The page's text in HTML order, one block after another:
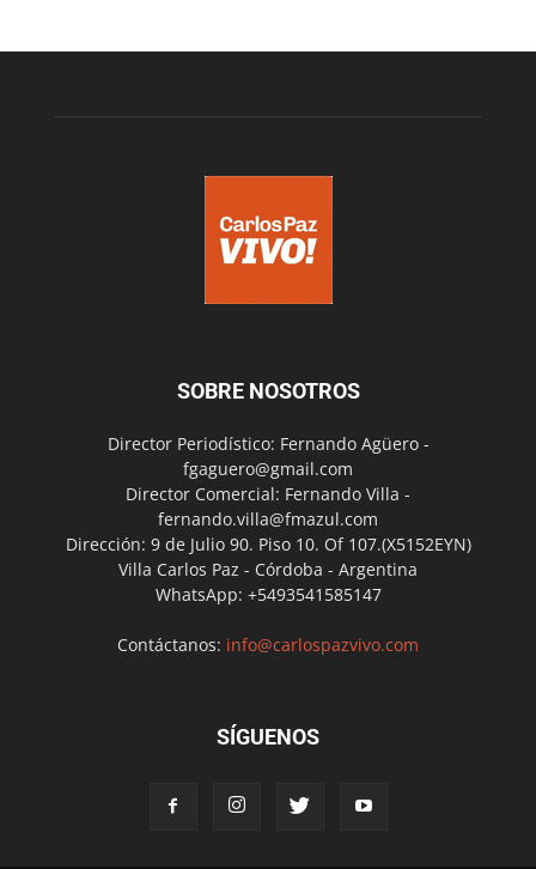
SOBRE NOSOTROS
Director Periodístico: Fernando Agüero -
fgaguero@gmail.com
Director Comercial: Fernando Villa -
fernando.villa@fmazul.com
Dirección: 9 de Julio 90. Piso 10. Of 107.(X5152EYN)
Villa Carlos Paz - Córdoba - Argentina
WhatsApp: +5493541585147
Contáctanos: info@carlospazvivo.com
SÍGUENOS